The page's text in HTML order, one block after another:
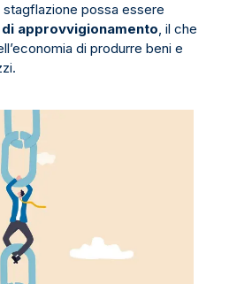
stagflazione possa essere
approvvigionamento, il che
di produrre beni e